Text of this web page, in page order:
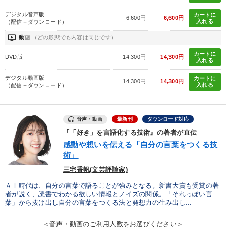
※「更新」を押すと「カテゴリー」「目的別」「キーワード」を更新いただけます。
refresh 更新する
すべての音声・動画（全2076タイトル）からお探しいただけます
タグ・キーワード
スポーツ関係 推薦 マーケティング 松下幸之助
株式投資 稲盛和夫 投資 プレゼン
理念・パーパス 企業成長
通販 中小企業 地方企業の勝ち方 会社を守る
交渉 企業再建 歴史に学ぶ 老舗企業
相続・事業承継 DX 会長 リベラルアーツ
デジタル音声版
（配信＋ダウンロード）
6,600円 6,600円
カートに
入れる
ondemand_video 動画 （どの形態でも内容は同じです）
DVD版 14,300円 14,300円
カートに
入れる
デジタル動画版
（配信＋ダウンロード）
14,300円 14,300円
カートに
入れる
音声・動画 最新刊 ダウンロード対応
『「好き」を言語化する技術』の著者が直伝
感動や想いを伝える「自分の言葉をつくる技
術」
三宅香帆(文芸評論家)
ＡＩ時代は、自分の言葉で語ることが強みとなる。新書大賞も受賞の著
者が説く、読書でわかる欲しい情報とノイズの関係。「それっぽい言
葉」から抜け出し自分の言葉をつくる法と発想力の生み出し...
＜音声・動画のご利用人数をお選びください＞